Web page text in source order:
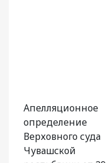
Апелляционное
определение
Верховного суда
Чувашской